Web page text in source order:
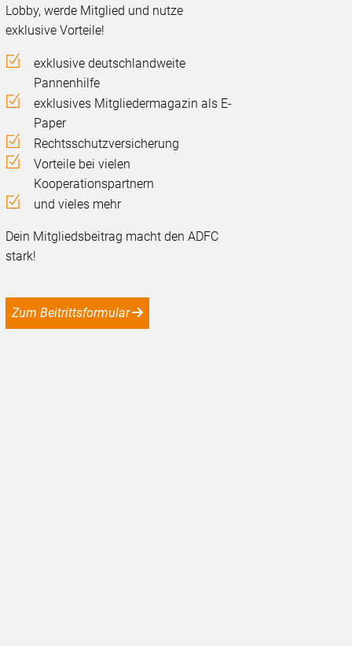
Lobby, werde Mitglied und nutze
exklusive Vorteile!
exklusive deutschlandweite
Pannenhilfe
exklusives Mitgliedermagazin als E-
Paper
Rechtsschutzversicherung
Vorteile bei vielen
Kooperationspartnern
und vieles mehr
Dein Mitgliedsbeitrag macht den ADFC
stark!
Zum Beitrittsformular